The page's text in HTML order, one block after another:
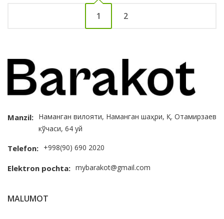
1 2
Manzil: Наманган вилояти, Наманган шаҳри, Қ. Отамирзаев
кўчаси, 64 уй
Telefon: +998(90) 690 2020
Elektron pochta: mybarakot@gmail.com
MALUMOT